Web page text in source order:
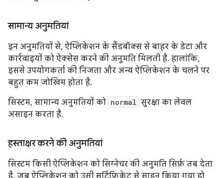
सामान्य अनुमतियां
इन अनुमतियों से, ऐप्लिकेशन के सैंडबॉक्स से बाहर के डेटा और
कार्रवाइयों को ऐक्सेस करने की अनुमति मिलती है. हालांकि,
इससे उपयोगकर्ता की निजता और अन्य ऐप्लिकेशन के चलने पर
बहुत कम जोखिम होता है.
सिस्टम, सामान्य अनुमतियों को normal सुरक्षा का लेवल
असाइन करता है.
हस्ताक्षर करने की अनुमतियां
सिस्टम किसी ऐप्लिकेशन को सिग्नेचर की अनुमति सिर्फ़ तब देता